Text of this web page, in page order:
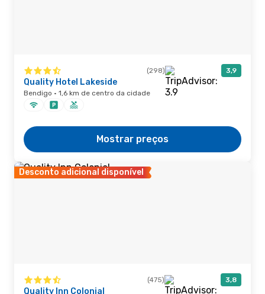
(298) 3,9
Quality Hotel Lakeside
Bendigo · 1,6 km de centro da cidade
Mostrar preços
Desconto adicional disponível
(475) 3,8
Quality Inn Colonial